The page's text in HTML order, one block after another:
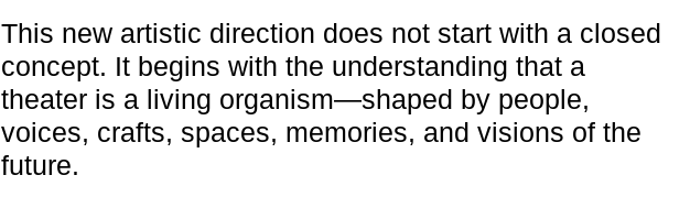
This new artistic direction does not start with a closed
concept. It begins with the understanding that a
theater is a living organism—shaped by people,
voices, crafts, spaces, memories, and visions of the
future.